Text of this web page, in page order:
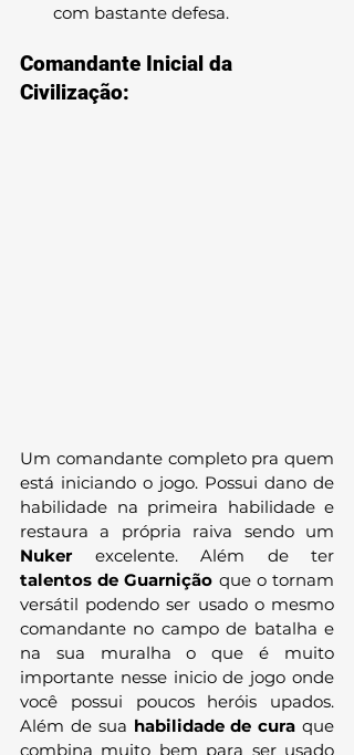
com bastante defesa.
Comandante Inicial da
Civilização:
Um comandante completo pra quem
está iniciando o jogo. Possui dano de
habilidade na primeira habilidade e
Nuker
talentos de Guarnição que o tornam
versátil podendo ser usado o mesmo
comandante no campo de batalha e
na sua muralha o que é muito
importante nesse inicio de jogo onde
você possui poucos heróis upados.
Além de sua habilidade de cura que
combina muito bem para ser usado